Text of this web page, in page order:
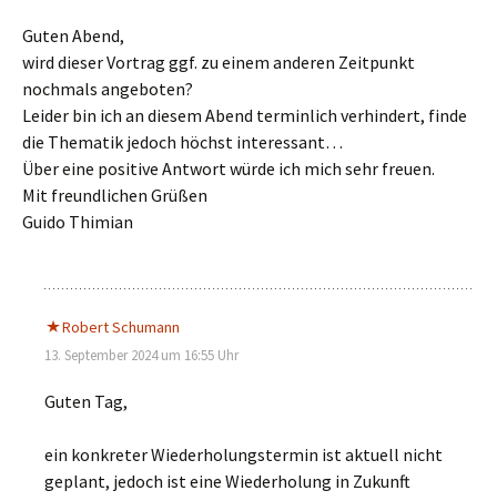
Guten Abend,
wird dieser Vortrag ggf. zu einem anderen Zeitpunkt
nochmals angeboten?
Leider bin ich an diesem Abend terminlich verhindert, finde
die Thematik jedoch höchst interessant…
Über eine positive Antwort würde ich mich sehr freuen.
Mit freundlichen Grüßen
Guido Thimian
Robert Schumann
13. September 2024 um 16:55 Uhr
Guten Tag,
ein konkreter Wiederholungstermin ist aktuell nicht
geplant, jedoch ist eine Wiederholung in Zukunft